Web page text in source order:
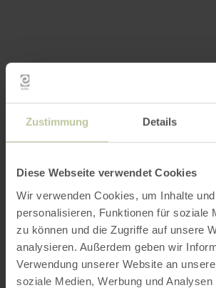
Zustimmung Details
Diese Webseite verwendet Cookies
Wir verwenden Cookies, um Inhalte
personalisieren, Funktionen für soziale
zu können und die Zugriffe auf unsere
analysieren. Außerdem geben wir
Verwendung unserer Website an
soziale Medien, Werbung und